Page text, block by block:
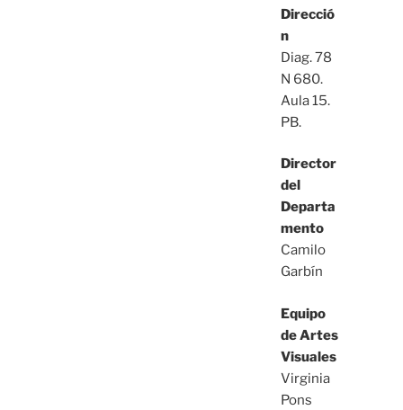
Direcció
n
Diag. 78
N 680.
Aula 15.
PB.
Director
del
Departa
mento
Camilo
Garbín
Equipo
de Artes
Visuales
Virginia
Pons